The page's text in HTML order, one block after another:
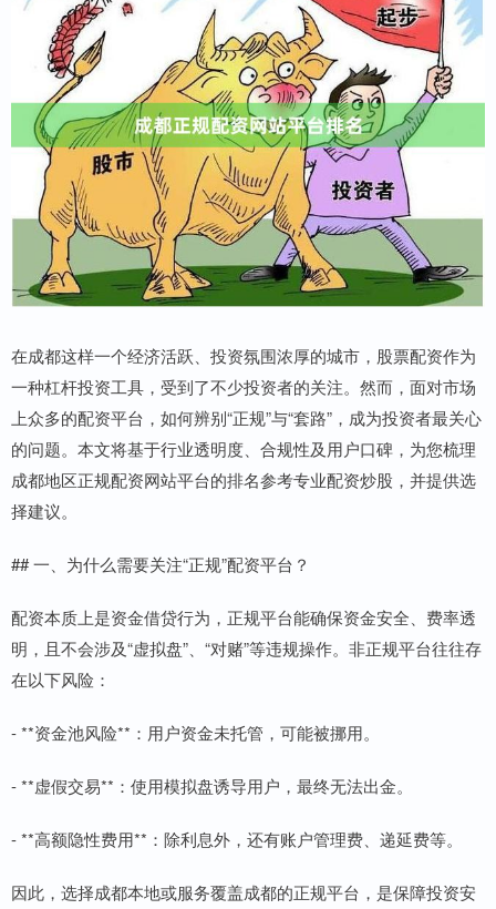
在成都这样一个经济活跃、投资氛围浓厚的城市，股票配资作为
一种杠杆投资工具，受到了不少投资者的关注。然而，面对市场
上众多的配资平台，如何辨别“正规”与“套路”，成为投资者最关心
的问题。本文将基于行业透明度、合规性及用户口碑，为您梳理
成都地区正规配资网站平台的排名参考专业配资炒股，并提供选
择建议。
## 一、为什么需要关注“正规”配资平台？
配资本质上是资金借贷行为，正规平台能确保资金安全、费率透
明，且不会涉及“虚拟盘”、“对赌”等违规操作。非正规平台往往存
在以下风险：
- **资金池风险**：用户资金未托管，可能被挪用。
- **虚假交易**：使用模拟盘诱导用户，最终无法出金。
- **高额隐性费用**：除利息外，还有账户管理费、递延费等。
因此，选择成都本地或服务覆盖成都的正规平台，是保障投资安